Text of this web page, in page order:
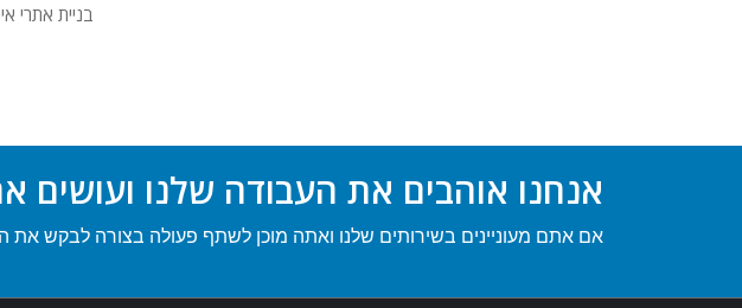
בניית אתרי
אנחנו אוהבים את העבודה שלנו ועושים
אם אתם מעוניינים בשירותים שלנו ואתה מוכן לשתף פעולה בצורה לבקש את